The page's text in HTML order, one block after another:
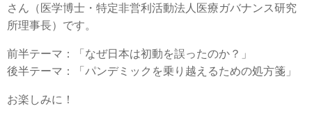
さん（医学博士・特定非営利活動法人医療ガバナンス研究
所理事長）です。
前半テーマ：「なぜ日本は初動を誤ったのか？」
後半テーマ：「パンデミックを乗り越えるための処方箋」
お楽しみに！